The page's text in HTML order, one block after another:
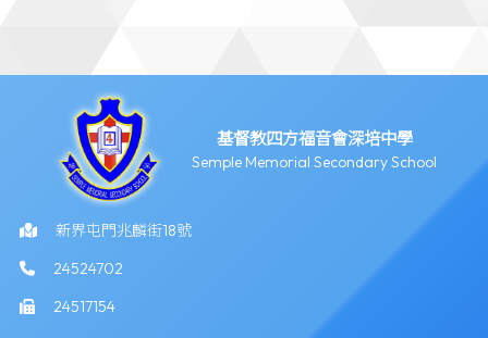
基督教四方福音會深培中學
Semple Memorial Secondary School
新界屯門兆麟街18號
24524702
24517154